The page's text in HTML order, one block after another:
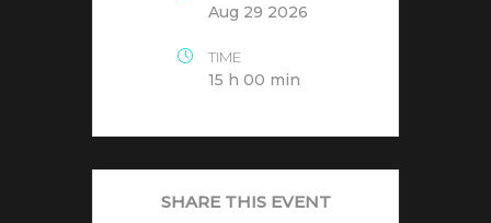
Aug 29 2026
TIME
15 h 00 min
SHARE THIS EVENT